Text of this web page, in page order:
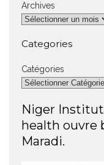
Archives
Categories
Catégories
Niger
health ouvre
Maradi.